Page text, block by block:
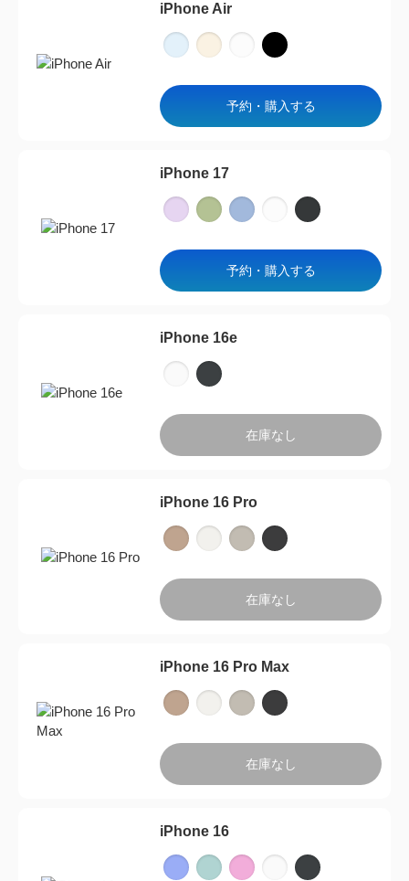
iPhone Air
予約・購入する
iPhone 17
予約・購入する
iPhone 16e
在庫なし
iPhone 16 Pro
在庫なし
iPhone 16 Pro Max
在庫なし
iPhone 16